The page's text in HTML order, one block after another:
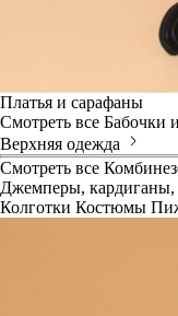
Платья и сарафаны
Смотреть все Бабочки
Верхняя одежда
Смотреть все
Джемперы,
Колготки Костюмы